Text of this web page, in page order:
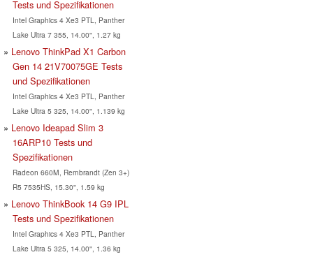
Tests und Spezifikationen
Intel Graphics 4 Xe3 PTL, Panther
Lake Ultra 7 355, 14.00", 1.27 kg
Lenovo ThinkPad X1 Carbon
Gen 14 21V70075GE Tests
und Spezifikationen
Intel Graphics 4 Xe3 PTL, Panther
Lake Ultra 5 325, 14.00", 1.139 kg
Lenovo Ideapad Slim 3
16ARP10 Tests und
Spezifikationen
Radeon 660M, Rembrandt (Zen 3+)
R5 7535HS, 15.30", 1.59 kg
Lenovo ThinkBook 14 G9 IPL
Tests und Spezifikationen
Intel Graphics 4 Xe3 PTL, Panther
Lake Ultra 5 325, 14.00", 1.36 kg